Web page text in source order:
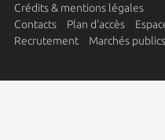
Crédits & mentions légales
Contacts
Plan d'accès
Recrutement
Marchés publics